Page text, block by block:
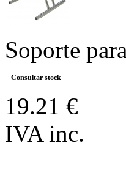
Soporte
Consultar stock
19.21 €
IVA inc.